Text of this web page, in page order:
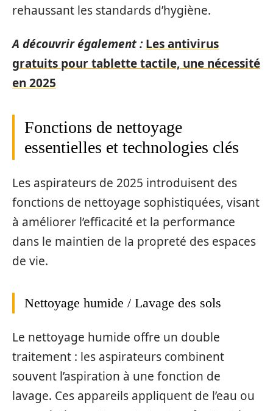
rehaussant les standards d’hygiène.
A découvrir également : Les antivirus
gratuits pour tablette tactile, une nécessité
en 2025
Fonctions de nettoyage
essentielles et technologies clés
Les aspirateurs de 2025 introduisent des
fonctions de nettoyage sophistiquées, visant
à améliorer l’efficacité et la performance
dans le maintien de la propreté des espaces
de vie.
Nettoyage humide / Lavage des sols
Le nettoyage humide offre un double
traitement : les aspirateurs combinent
souvent l’aspiration à une fonction de
lavage. Ces appareils appliquent de l’eau ou